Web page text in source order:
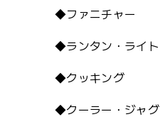
◆ファニチャー
◆ランタン・ライト
◆クッキング
◆クーラー・ジャグ